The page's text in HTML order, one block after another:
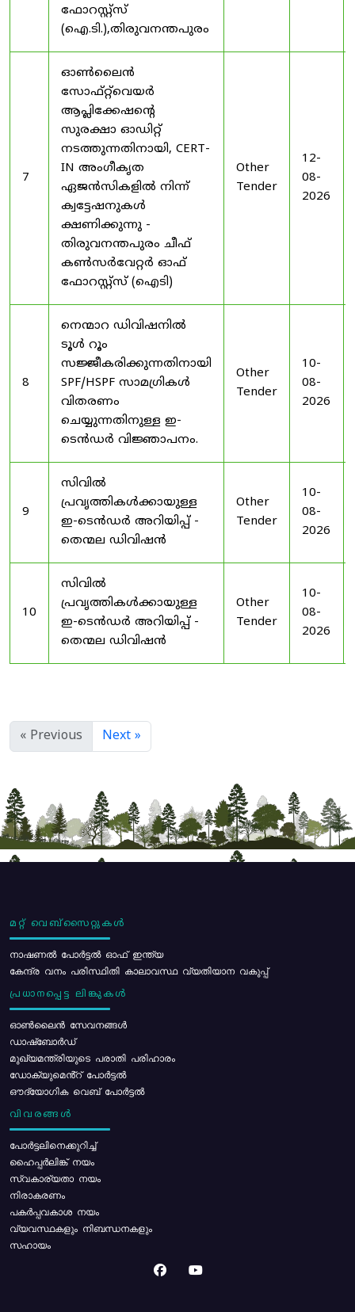
ഫോറസ്റ്റ്സ്
(ഐ.ടി.),തിരുവനന്തപുരം
7
ഓൺലൈൻ
സോഫ്റ്റ്‌വെയർ
ആപ്ലിക്കേഷന്റെ
സുരക്ഷാ ഓഡിറ്റ്
നടത്തുന്നതിനായി, CERT-
IN അംഗീകൃത
ഏജൻസികളിൽ നിന്ന്
ക്വട്ടേഷനുകൾ
ക്ഷണിക്കുന്നു -
തിരുവനന്തപുരം ചീഫ്
കൺസർവേറ്റർ ഓഫ്
ഫോറസ്റ്റ്സ് (ഐടി)
Other
Tender
12-
08-
2026
8
നെന്മാറ ഡിവിഷനിൽ
ടൂൾ റൂം
സജ്ജീകരിക്കുന്നതിനായി
SPF/HSPF സാമഗ്രികൾ
വിതരണം
ചെയ്യുന്നതിനുള്ള ഇ-
ടെൻഡർ വിജ്ഞാപനം.
Other
Tender
10-
08-
2026
9
സിവിൽ
പ്രവൃത്തികൾക്കായുള്ള
ഇ-ടെൻഡർ അറിയിപ്പ് -
തെന്മല ഡിവിഷൻ
Other
Tender
10-
08-
2026
10
സിവിൽ
പ്രവൃത്തികൾക്കായുള്ള
ഇ-ടെൻഡർ അറിയിപ്പ് -
തെന്മല ഡിവിഷൻ
Other
Tender
10-
08-
2026
« Previous Next »
മറ്റ് വെബ്സൈറ്റുകൾ
നാഷണൽ പോർട്ടൽ ഓഫ് ഇന്ത്യ
കേന്ദ്ര വനം പരിസ്ഥിതി കാലാവസ്ഥ വ്യതിയാന വകുപ്പ്
പ്രധാനപ്പെട്ട ലിങ്കുകൾ
ഓൺലൈൻ സേവനങ്ങൾ
ഡാഷ്ബോർഡ്
മുഖ്യമന്ത്രിയുടെ പരാതി പരിഹാരം
ഡോക്യുമെൻ്റ് പോർട്ടൽ
ഔദ്യോഗിക വെബ് പോർട്ടൽ
വിവരങ്ങൾ
പോര്‍ട്ടലിനെക്കുറിച്ച്
ഹൈപ്പർലിങ്ക് നയം
സ്വകാര്യതാ നയം
നിരാകരണം
പകർപ്പവകാശ നയം
വ്യവസ്ഥകളും നിബന്ധനകളും
സഹായം